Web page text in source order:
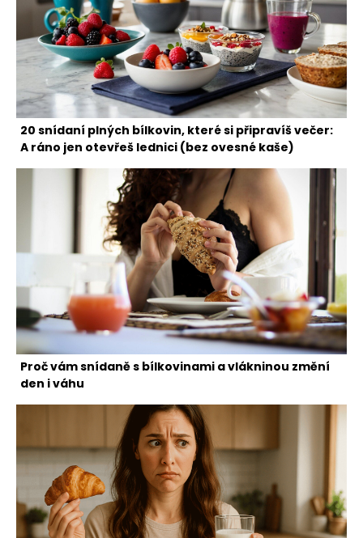
20 snídaní plných bílkovin, které si připravíš večer:
A ráno jen otevřeš lednici (bez ovesné kaše)
Proč vám snídaně s bílkovinami a vlákninou změní
den i váhu